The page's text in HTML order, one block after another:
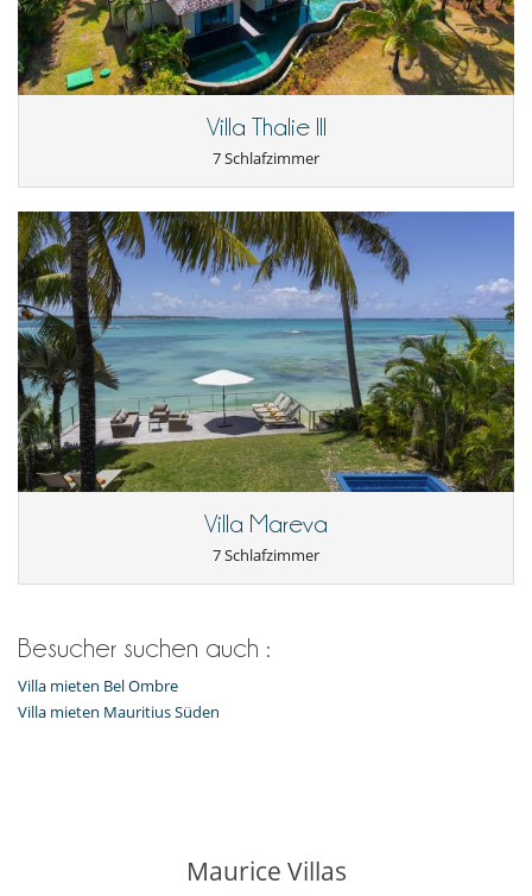
Villa Thalie III
7 Schlafzimmer
Villa Mareva
7 Schlafzimmer
Besucher suchen auch :
Villa mieten Bel Ombre
Villa mieten Mauritius Süden
Maurice Villas